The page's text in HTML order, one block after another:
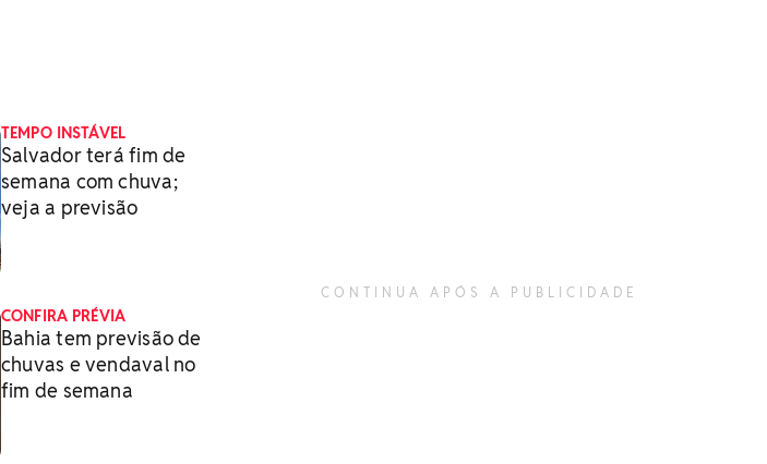
TEMPO INSTÁVEL
Salvador terá fim de
semana com chuva;
veja a previsão
CONTINUA APÓS A PUBLICIDADE
CONFIRA PRÉVIA
Bahia tem previsão de
chuvas e vendaval no
fim de semana